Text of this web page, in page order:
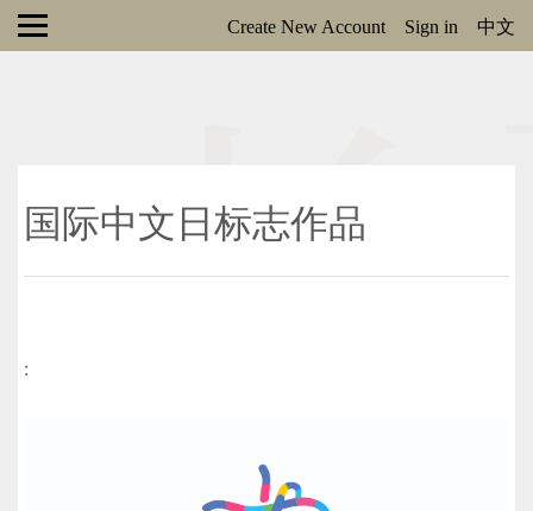
Create New Account Sign in 中文
国际中文日标志作品
: